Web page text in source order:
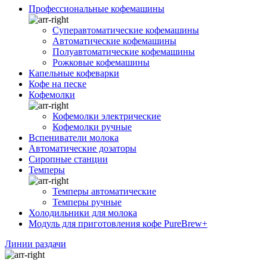
Профессиональные кофемашины
Суперавтоматические кофемашины
Автоматические кофемашины
Полуавтоматические кофемашины
Рожковые кофемашины
Капельные кофеварки
Кофе на песке
Кофемолки
Кофемолки электрические
Кофемолки ручные
Вспениватели молока
Автоматические дозаторы
Сиропные станции
Темперы
Темперы автоматические
Темперы ручные
Холодильники для молока
Модуль для приготовления кофе PureBrew+
Линии раздачи